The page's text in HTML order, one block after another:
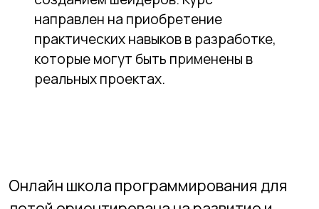
уровне, подкрепленное современными
методиками и накопленным опытом, с
использованием новейших технологий и
инструментов. Учащиеся работают над
реальными проектами под
работы в конкурентной и динамично
развивающейся сфере IT.